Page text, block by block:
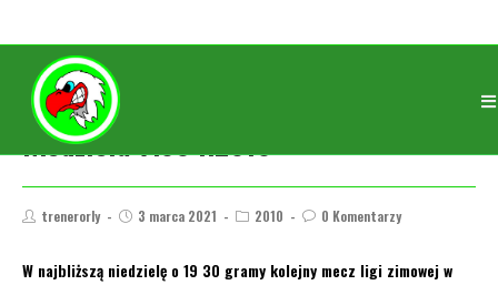
Niedziela 7.03 r.2010
trenerorly 3 marca 2021 2010 0 Komentarzy
W najbliższą niedzielę o 19 30 gramy kolejny mecz ligi zimowej w